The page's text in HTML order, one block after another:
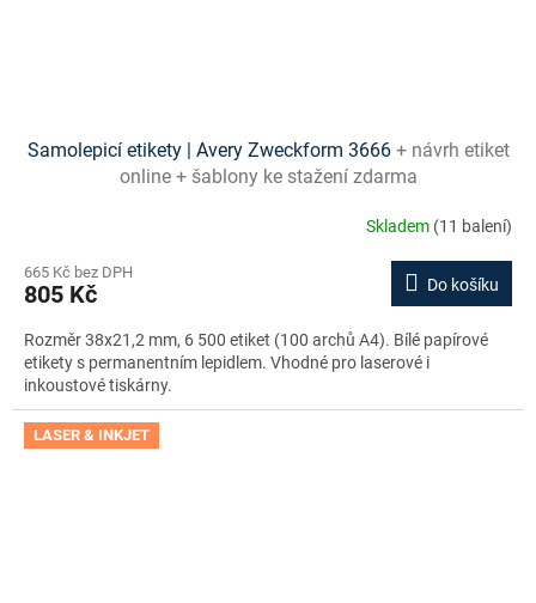
Samolepicí etikety | Avery Zweckform 3666 + návrh etiket
online + šablony ke stažení zdarma
Skladem (11 balení)
665 Kč bez DPH
805 Kč Do košíku
Rozměr 38x21,2 mm, 6 500 etiket (100 archů A4). Bílé papírové
etikety s permanentním lepidlem. Vhodné pro laserové i
inkoustové tiskárny.
LASER & INKJET